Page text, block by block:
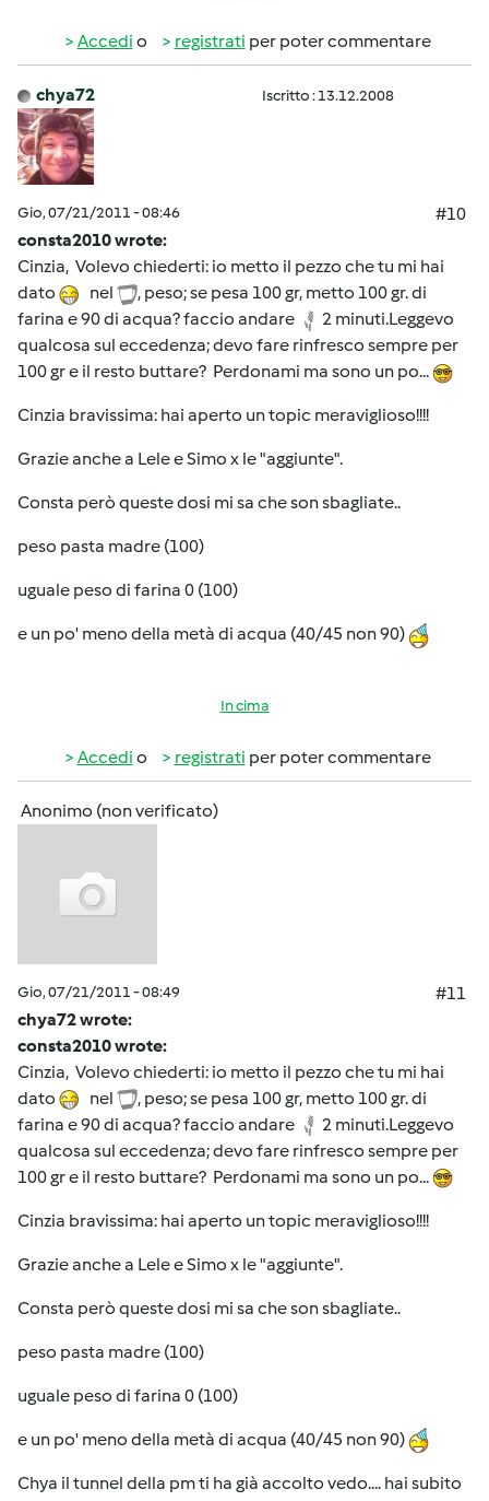
Accedi o registrati per poter commentare
chya72 Iscritto : 13.12.2008
Gio, 07/21/2011 - 08:46
#10
consta2010 wrote:
Cinzia, Volevo chiederti: io metto il pezzo che tu mi hai
dato
nel
, peso; se pesa 100 gr, metto 100 gr. di
farina e 90 di acqua? faccio andare
2 minuti.Leggevo
qualcosa sul eccedenza; devo fare rinfresco sempre per
100 gr e il resto buttare? Perdonami ma sono un po...
Cinzia bravissima: hai aperto un topic meraviglioso!!!!
Grazie anche a Lele e Simo x le "aggiunte".
Consta però queste dosi mi sa che son sbagliate..
peso pasta madre (100)
uguale peso di farina 0 (100)
e un po' meno della metà di acqua (40/45 non 90)
In cima
Accedi o registrati per poter commentare
Anonimo (non verificato)
Gio, 07/21/2011 - 08:49
#11
chya72 wrote:
consta2010 wrote:
Cinzia, Volevo chiederti: io metto il pezzo che tu mi hai
dato
nel
, peso; se pesa 100 gr, metto 100 gr. di
farina e 90 di acqua? faccio andare
2 minuti.Leggevo
qualcosa sul eccedenza; devo fare rinfresco sempre per
100 gr e il resto buttare? Perdonami ma sono un po...
Cinzia bravissima: hai aperto un topic meraviglioso!!!!
Grazie anche a Lele e Simo x le "aggiunte".
Consta però queste dosi mi sa che son sbagliate..
peso pasta madre (100)
uguale peso di farina 0 (100)
e un po' meno della metà di acqua (40/45 non 90)
Chya il tunnel della pm ti ha già accolto vedo.... hai subito